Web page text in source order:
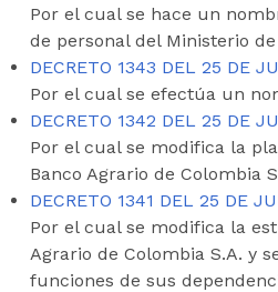
Por el cual se hace un
de personal del Ministerio
DECRETO 1343 DEL 25 DE
Por el cual se efectúa un
DECRETO 1342 DEL 25 DE
Por el cual se modifica la
Banco Agrario de Colombia
DECRETO 1341 DEL 25 DE
Por el cual se modifica la
Agrario de Colombia S.A. y
funciones de sus